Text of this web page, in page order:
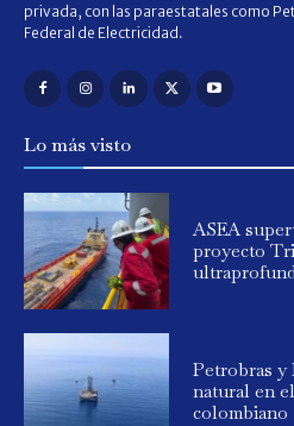
privada, con las paraestatales como
Federal de Electricidad.
Lo más visto
ASEA
proyecto
Petrobras y
natural en
colombiano